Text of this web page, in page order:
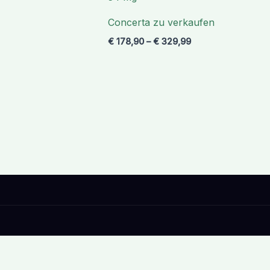
Concerta zu verkaufen
€178,90 –€329,99